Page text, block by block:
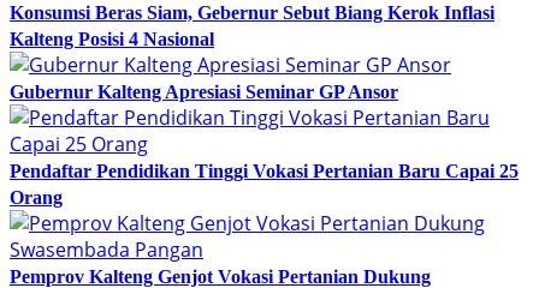
Konsumsi Beras Siam, Gebernur Sebut Biang Kerok Inflasi
Kalteng Posisi 4 Nasional
Gubernur Kalteng Apresiasi Seminar GP Ansor
Pendaftar Pendidikan Tinggi Vokasi Pertanian Baru Capai 25
Orang
Pemprov Kalteng Genjot Vokasi Pertanian Dukung